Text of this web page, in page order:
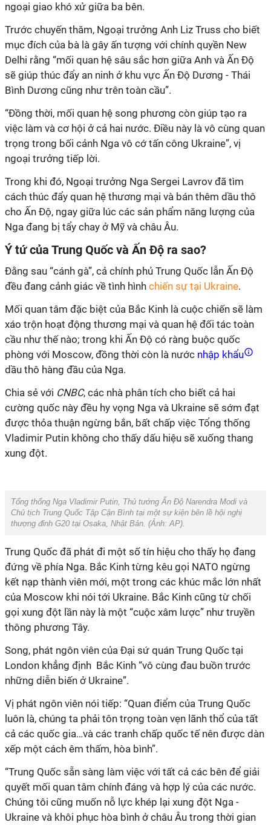
ngoại giao khó xử giữa ba bên.
Trước chuyến thăm, Ngoại trưởng Anh Liz Truss cho biết
mục đích của bà là gây ấn tượng với chính quyền New
Delhi rằng “mối quan hệ sâu sắc hơn giữa Anh và Ấn Độ
sẽ giúp thúc đẩy an ninh ở khu vực Ấn Độ Dương - Thái
Bình Dương cũng như trên toàn cầu”.
“Đồng thời, mối quan hệ song phương còn giúp tạo ra
việc làm và cơ hội ở cả hai nước. Điều này là vô cùng quan
trọng trong bối cảnh Nga vô cớ tấn công Ukraine”, vị
ngoại trưởng tiếp lời.
Trong khi đó, Ngoại trưởng Nga Sergei Lavrov đã tìm
cách thúc đẩy quan hệ thương mại và bán thêm dầu thô
cho Ấn Độ, ngay giữa lúc các sản phẩm năng lượng của
Nga đang bị tẩy chay ở Mỹ và châu Âu.
Ý tứ của Trung Quốc và Ấn Độ ra sao?
Đằng sau “cánh gà”, cả chính phủ Trung Quốc lẫn Ấn Độ
đều đang cảnh giác về tình hình chiến sự tại Ukraine.
Mối quan tâm đặc biệt của Bắc Kinh là cuộc chiến sẽ làm
xáo trộn hoạt động thương mại và quan hệ đối tác toàn
cầu như thế nào; trong khi Ấn Độ có ràng buộc quốc
phòng với Moscow, đồng thời còn là nước nhập khẩu
dầu thô hàng đầu của Nga.
Chia sẻ với CNBC, các nhà phân tích cho biết cả hai
cường quốc này đều hy vọng Nga và Ukraine sẽ sớm đạt
được thỏa thuận ngừng bắn, bất chấp việc Tổng thống
Vladimir Putin không cho thấy dấu hiệu sẽ xuống thang
xung đột.
Tổng thống Nga Vladimir Putin, Thủ tướng Ấn Độ Narendra Modi và
Chủ tịch Trung Quốc Tập Cận Bình tại một sự kiện bên lề hội nghị
thượng đỉnh G20 tại Osaka, Nhật Bản. (Ảnh:AP).
Trung Quốc đã phát đi một số tín hiệu cho thấy họ đang
đứng về phía Nga. Bắc Kinh từng kêu gọi NATO ngừng
kết nạp thành viên mới, một trong các khúc mắc lớn nhất
của Moscow khi nói tới Ukraine. Bắc Kinh cũng từ chối
gọi xung đột lần này là một “cuộc xâm lược” như truyền
thông phương Tây.
Song, phát ngôn viên của Đại sứ quán Trung Quốc tại
London khẳng định Bắc Kinh “vô cùng đau buồn trước
những diễn biến ở Ukraine”.
Vị phát ngôn viên nói tiếp: “Quan điểm của Trung Quốc
luôn là, chúng ta phải tôn trọng toàn vẹn lãnh thổ của tất
cả các quốc gia…và các tranh chấp quốc tế nên được dàn
xếp một cách êm thấm, hòa bình”.
“Trung Quốc sẵn sàng làm việc với tất cả các bên để giải
quyết mối quan tâm chính đáng và hợp lý của các nước.
Chúng tôi cũng muốn nỗ lực khép lại xung đột Nga -
Ukraine và khôi phục hòa bình ở châu Âu trong thời gian